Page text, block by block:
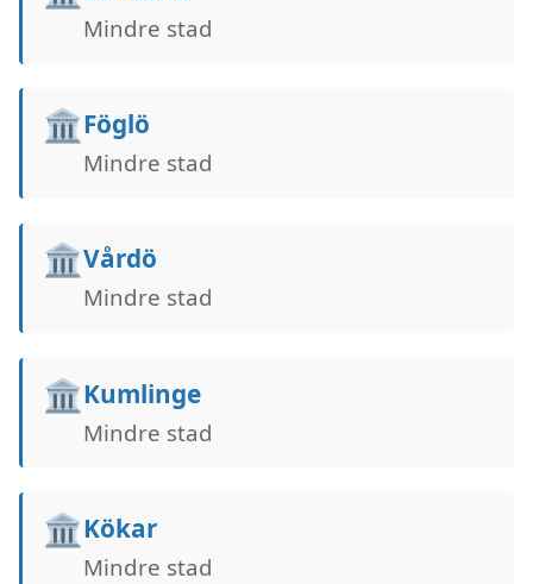
Mindre stad
🏛️Föglö
Mindre stad
🏛️Vårdö
Mindre stad
🏛️Kumlinge
Mindre stad
🏛️Kökar
Mindre stad